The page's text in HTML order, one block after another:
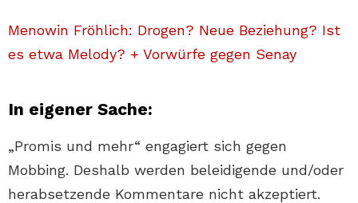
Menowin Fröhlich: Drogen? Neue Beziehung? Ist
es etwa Melody? + Vorwürfe gegen Senay
In eigener Sache:
„Promis und mehr“ engagiert sich gegen
Mobbing. Deshalb werden beleidigende und/oder
herabsetzende Kommentare nicht akzeptiert.